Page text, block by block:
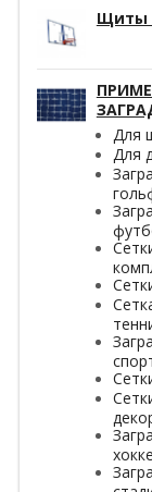
Щиты
Для
Для